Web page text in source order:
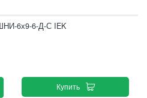
6х9-6-Д-С IEK
Купить